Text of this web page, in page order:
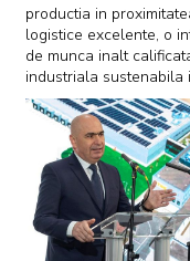
productia in
logistice excelente, o
de munca inalt
industriala sustenabila